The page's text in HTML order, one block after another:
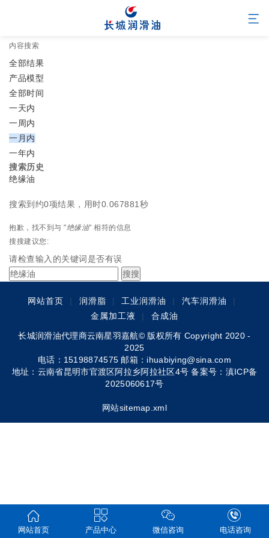
内容搜索
全部结果
产品模型
全部时间
一天内
一周内
一月内
一年内
搜索历史
绝缘油
搜索到约0项结果，用时0.067881秒
抱歉，找不到与 "绝缘油" 相符的信息
搜搜建议您:
请检查输入的关键词是否有误
网站首页 | 润滑脂 | 工业润滑油 | 汽车润滑油
|
金属加工液
| 合成油
长城润滑油代理商云南星羽嘉航© 版权所有 Copyright 2020 -
2025
电话：15198874575 邮箱：ihuabiying@sina.com
地址：云南省昆明市官渡区阿拉乡阿拉社区4号 备案号： 滇ICP备
2025060617号
网站sitemap.xml
网站首页 产品中心 微信咨询 电话咨询